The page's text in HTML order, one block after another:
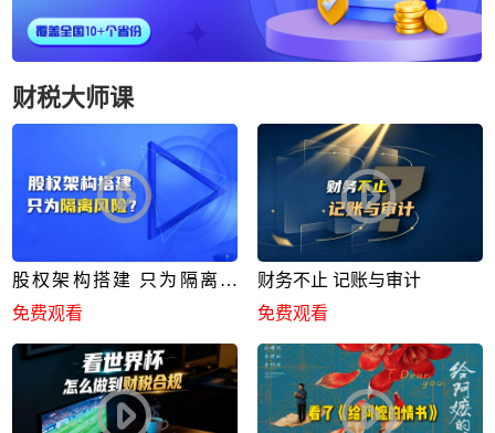
财税大师课
股权架构搭建 只为隔离风
险？
免费观看
财务不止 记账与审计
免费观看